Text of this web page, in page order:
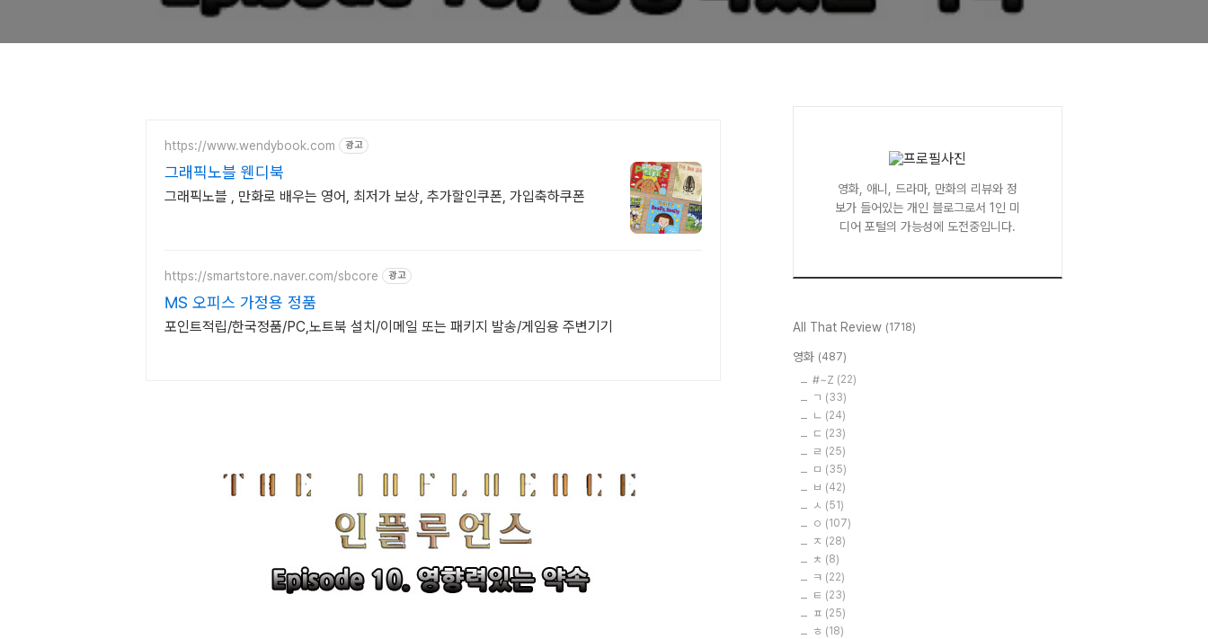
https://www.wendybook.com 광고
그래픽노블 웬디북
그래픽노블 , 만화로 배우는 영어, 최저가 보상, 추가할인쿠폰, 가입축하쿠폰
https://smartstore.naver.com/sbcore 광고
MS 오피스 가정용 정품
포인트적립/한국정품/PC,노트북 설치/이메일 또는 패키지 발송/게임용 주변기기
영화, 애니, 드라마, 만화의 리뷰와 정
보가 들어있는 개인 블로그로서 1인 미
디어 포털의 가능성에 도전중입니다.
All That Review (1718)
영화 (487)
#~Z (22)
ㄱ (33)
ㄴ (24)
ㄷ (23)
ㄹ (25)
ㅁ (35)
ㅂ (42)
ㅅ (51)
ㅇ (107)
ㅈ (28)
ㅊ (8)
ㅋ (22)
ㅌ (23)
ㅍ (25)
ㅎ (18)